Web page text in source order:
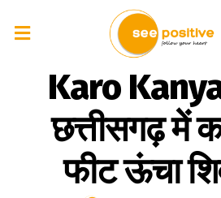
Karo
छत्तीसगढ़ में
फीट ऊंचा